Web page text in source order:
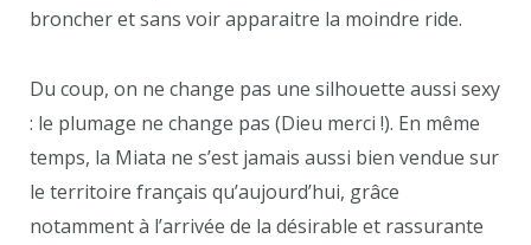
broncher et sans voir apparaitre la moindre ride.
Du coup, on ne change pas une silhouette aussi sexy
: le plumage ne change pas (Dieu merci !). En même
temps, la Miata ne s’est jamais aussi bien vendue sur
le territoire français qu’aujourd’hui, grâce
notamment à l’arrivée de la désirable et rassurante